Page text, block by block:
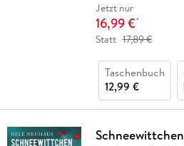
Jetzt nur
16,99 €*
Statt 17,89 €
Taschenbuch
12,99 €